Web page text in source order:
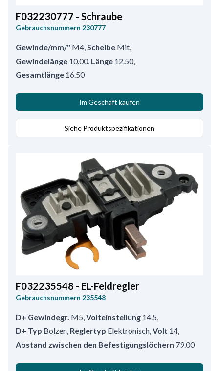
F032230777 - Schraube
Gebrauchsnummern 230777
Gewinde/mm/" M4,Scheibe Mit,
Gewindelänge 10.00, Länge 12.50,
Gesamtlänge 16.50
Im Geschäft kaufen
Siehe Produktspezifikationen
F032235548 - EL-Feldregler
Gebrauchsnummern 235548
D+ Gewindegr. M5 Volteinstellung 14.5
D+ Typ Bolzen Reglertyp Elektronisch Volt 14
Abstand zwischen den Befestigungslöchern 79.00